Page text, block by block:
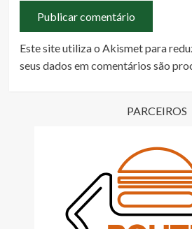
Este site utiliza o Akismet para
seus dados em comentários são
PARCEIROS